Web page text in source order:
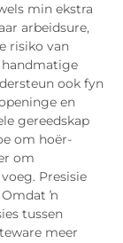
min ekstra
arbeidsure,
risiko van
ook fyn
en
gereedskap
om hoër-
om
Presisie
ŉ
tussen
meer